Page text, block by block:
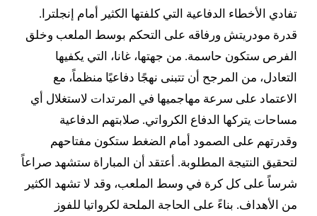
تفادي الأخطاء الدفاعية التي كلفتها الكثير أمام إنجلترا.
قدرة مودريتش ورفاقه على التحكم بوسط الملعب وخلق
الفرص ستكون حاسمة. من جهتها، غانا، التي يكفيها
التعادل، من المرجح أن تتبنى نهجًا دفاعيًا منظماً، مع
الاعتماد على سرعة مهاجميها في المرتدات لاستغلال أي
مساحات يتركها الدفاع الكرواتي. صلابتهم الدفاعية
وقدرتهم على الصمود أمام الضغط ستكون مفتاحهم
لتحقيق النتيجة المطلوبة. أعتقد أن المباراة ستشهد صراعاً
شرساً على كل كرة في وسط الملعب، وقد لا تشهد الكثير
من الأهداف. بناءً على الحاجة الملحة لكرواتيا للفوز